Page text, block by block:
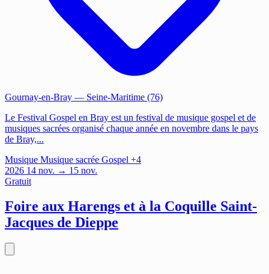
Gournay-en-Bray — Seine-Maritime (76)
Le Festival Gospel en Bray est un festival de musique gospel et de
musiques sacrées organisé chaque année en novembre dans le pays
de Bray,...
Musique Musique sacrée Gospel +4
2026 14 nov. → 15 nov.
Gratuit
Foire aux Harengs et à la Coquille Saint-
Jacques de Dieppe